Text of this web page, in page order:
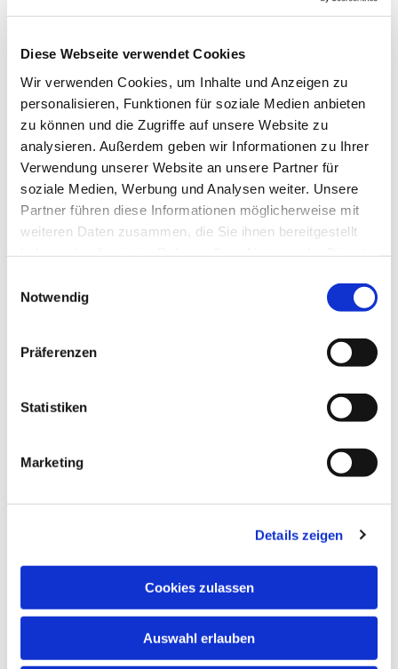
Diese Webseite verwendet Cookies
Wir verwenden Cookies, um Inhalte und Anzeigen zu
personalisieren, Funktionen für soziale Medien anbieten
zu können und die Zugriffe auf unsere Website zu
analysieren. Außerdem geben wir Informationen zu Ihrer
Verwendung unserer Website an unsere Partner für
soziale Medien, Werbung und Analysen weiter. Unsere
Partner führen diese Informationen möglicherweise mit
weiteren Daten zusammen, die Sie ihnen bereitgestellt
Notwendig
Präferenzen
Statistiken
Marketing
Details zeigen
Cookies zulassen
Auswahl erlauben
Dies könnte Sie auch